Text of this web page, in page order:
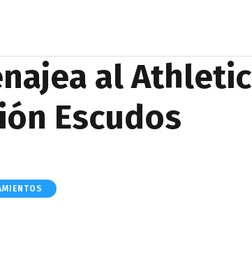
al Athletic
Escudos